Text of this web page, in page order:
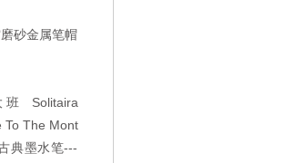
砂金属笔帽
Solitaira
To The Mont
典墨水笔---